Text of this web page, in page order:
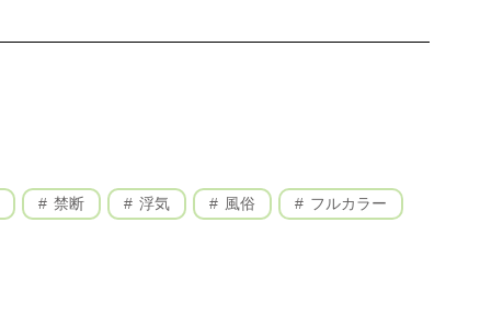
禁断 浮気 風俗 フルカラー